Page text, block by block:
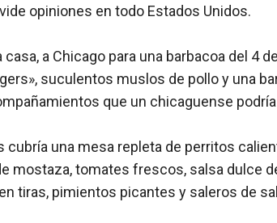
opiniones en todo Estados Unidos.
a Chicago para una barbacoa del 4
suculentos muslos de pollo y una
que un chicaguense
cubría una mesa repleta de perritos
mostaza, tomates frescos, salsa dulce
tiras, pimientos picantes y saleros de